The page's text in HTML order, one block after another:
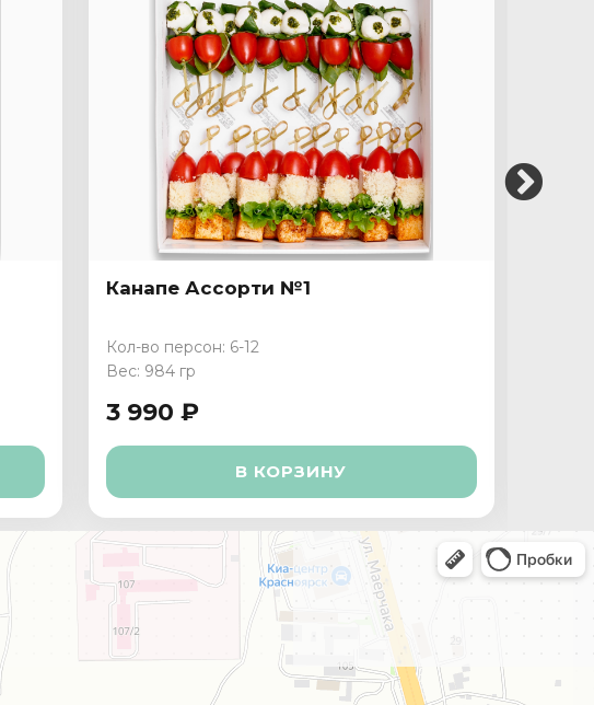
Канапе Ассорти №1
Кол-во персон: 6-12
Вес: 984 гр
3 990 ₽
В КОРЗИНУ